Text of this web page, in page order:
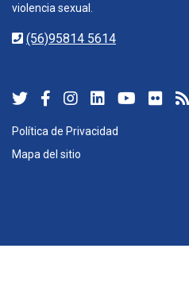
violencia sexual.
(56)95814 5614
Política de Privacidad
Mapa del sitio